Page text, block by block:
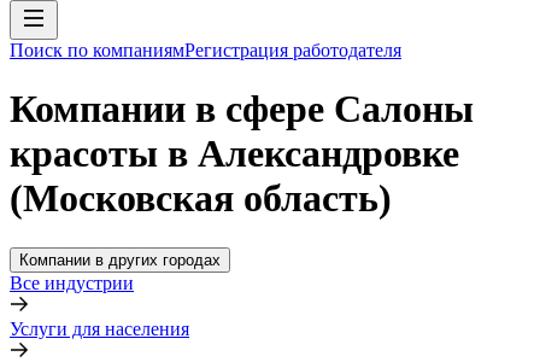
Поиск по компаниямРегистрация работодателя
Компании в сфере Салоны
красоты в Александровке
(Московская область)
Компании в других городах
Все индустрии
Услуги для населения